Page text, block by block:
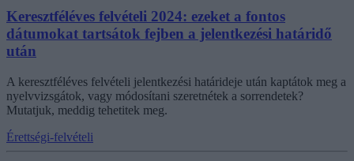
Keresztféléves felvételi 2024: ezeket a fontos
dátumokat tartsátok fejben a jelentkezési határidő
után
A keresztféléves felvételi jelentkezési határideje után kaptátok meg a
nyelvvizsgátok, vagy módosítani szeretnétek a sorrendetek?
Mutatjuk, meddig tehetitek meg.
Érettségi-felvételi